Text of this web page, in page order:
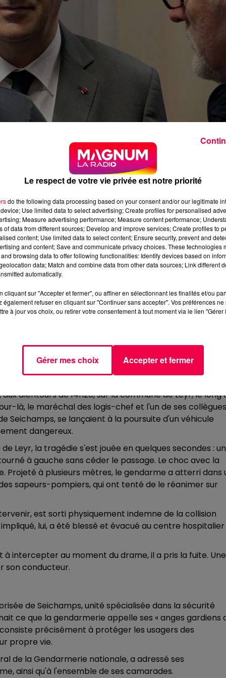
janvier dernier à Remiremont - Image d'archives.
nouvelle fois à Nancy pour présider une cérémonie
DE GENDARMERIE
de Nancy, rue du Général Balfourier, accueillera la
chef Lucas Voignier. Le ministre de l'Intérieur, Laurent
l'éloge funèbre du militaire disparu.
en présence de ses camarades de la brigade
nationale et des autorités civiles et militaires
d'une revue des troupes. Le cercueil entrera dans
l'éloge funèbre du ministre, la remise de la distinction
CHAUFFARD
alentours de 14h20, sur la commune de Leyr, le long
là, le maréchal des logis-chef et l'un de ses
se lançaient à la poursuite d'un véhicule
dangereux.
Leyr, la tragédie s'est jouée en quelques secondes : un
à gauche sans céder le passage. Le choc avec la
Projeté à plusieurs mètres, le gendarme a atterri dans
sapeurs-pompiers, qui ont tenté de le réanimer sur
est sorti physiquement indemne de la collision
lui, a été blessé et évacué au centre hospitalier
intercepter au moment du drame, il a pris la fuite. Une
son conducteur.
de Seichamps, unité spécialisée dans la sécurité
ce que la gendarmerie appelle ses « anges gardiens
précisément à protéger les usagers des
propre vie.
de la Gendarmerie nationale, a adressé ses
ainsi qu'à l'ensemble de ses camarades.
Le respect de votre vie privée est notre priorité
do the following data processing based on your consent and/or our legitimate
Use limited data to select advertising; Create profiles for personalised
Measure advertising performance; Measure content performance;
of data from different sources; Develop and improve services; Create profiles to
content; Use limited data to select content; Ensure security, prevent and
and content; Save and communicate privacy choices. These technologies
browsing data to offer following functionalities: Identify devices based on
data; Match and combine data from other data sources; Link different
automatically.
cliquant sur "Accepter et fermer", ou affiner en sélectionnant les finalités et/ou
également refuser en cliquant sur "Continuer sans accepter". Vos préférences
à jour vos choix, ou retirer votre consentement à tout moment via le lien
Gérer mes choix Accepter et fermer